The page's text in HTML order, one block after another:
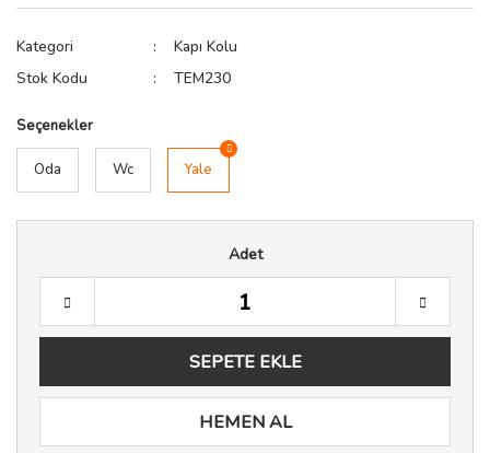
Kategori
Kapı Kolu
Stok Kodu
TEM230
Seçenekler
Oda Wc Yale
Adet
SEPETE EKLE
HEMEN AL